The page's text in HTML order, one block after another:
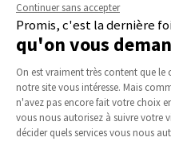
AGENCE DE CAMBRAI-CAUDRY
Qui sommes-nous
Actualités
Notre charte qualité
Partenaires
Trouver une agence
Continuer sans accepter
Promis, c'est la dernière
qu'on vous
Plateforme de
On est vraiment très content que le
notre site vous intéresse. Mais
n'avez pas encore fait votre choix
vous nous autorisez à suivre votre
décider quels services vous nous